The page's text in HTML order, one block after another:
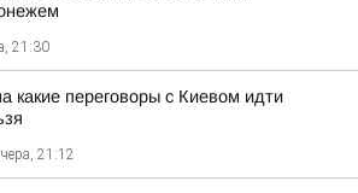
21:30
какие переговоры с Киевом идти
21:12